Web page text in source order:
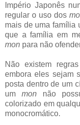
Império Japonês
regular o uso dos
mais de uma família
que a família em
mon para não
Não existem
embora eles sejam
posta dentro de um
um mon não
colorizado em
monocromático.